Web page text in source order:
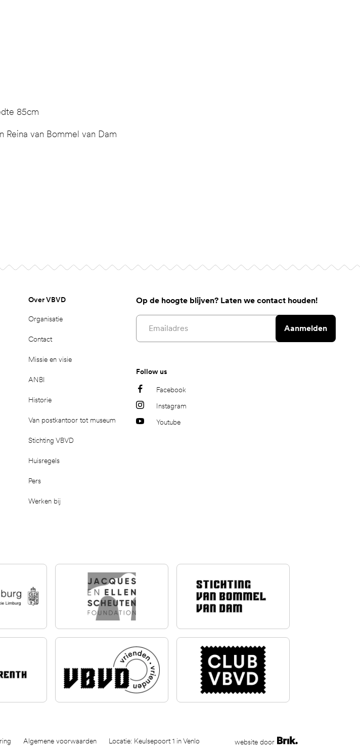
85cm
Reina van Bommel van Dam
Over VBVD
Organisatie
Contact
Missie en visie
ANBI
Historie
Van postkantoor tot museum
Stichting VBVD
Huisregels
Pers
Werken bij
Op de hoogte blijven? Laten we contact houden!
Email address
Aanmelden
Follow us
Facebook
Instagram
Youtube
Algemene voorwaarden Locatie: Keulsepoort 1 in Venlo website door